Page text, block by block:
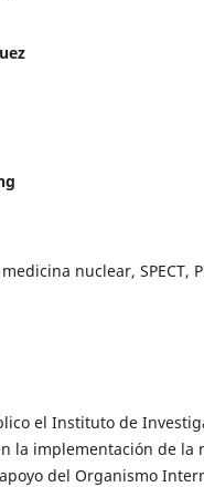
medicina nuclear, SPECT,
el Instituto de
la implementación de la
del Organismo